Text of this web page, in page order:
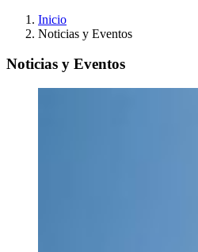
Inicio
Noticias y Eventos
Noticias y Eventos